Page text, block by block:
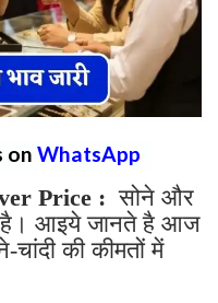
on WhatsApp
Price : सोने और
है। आइये जानते है आज
चांदी की कीमतों में